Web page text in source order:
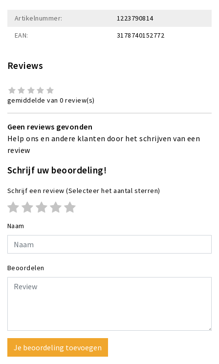
Artikelnummer:
1223790814
EAN:
3178740152772
Reviews
gemiddelde van 0 review(s)
Geen reviews gevonden
Help ons en andere klanten door het schrijven van een
review
Schrijf uw beoordeling!
Schrijf een review (Selecteer het aantal sterren)
Naam
Beoordelen
Je beoordeling toevoegen